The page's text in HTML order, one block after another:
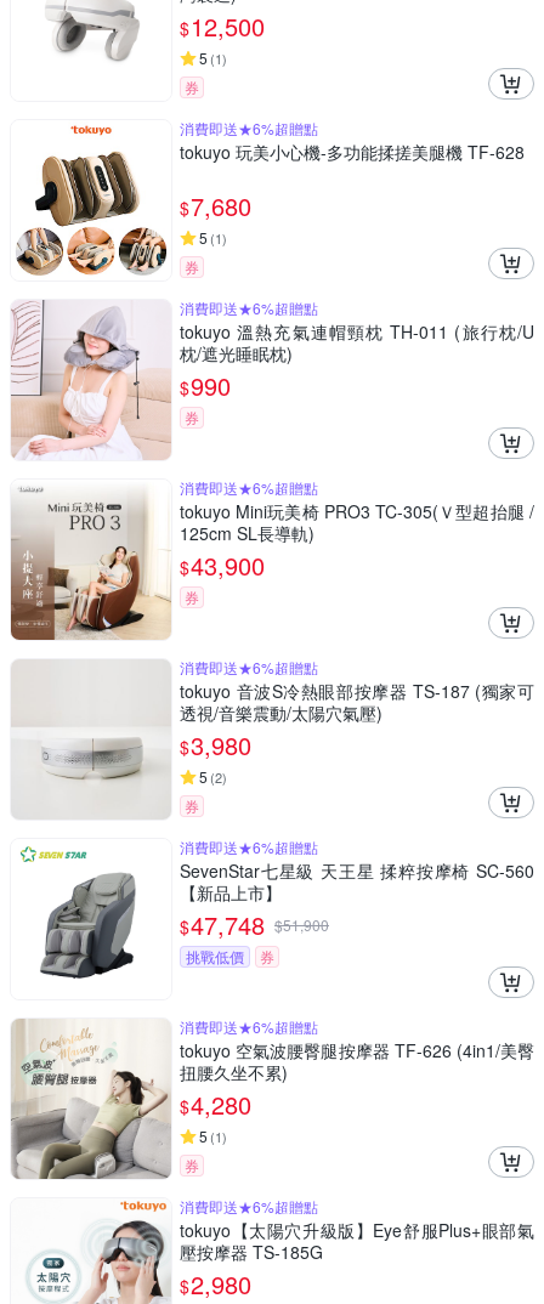
$12,500
5 (1)
券
消費即送★6%超贈點
tokuyo 玩美小心機-多功能揉搓美腿機 TF-628
$7,680
5 (1)
券
消費即送★6%超贈點
tokuyo 溫熱充氣連帽頸枕 TH-011 (旅行枕/U
枕/遮光睡眠枕)
$990
券
消費即送★6%超贈點
tokuyo Mini玩美椅 PRO3 TC-305(Ｖ型超抬腿 /
125cm SL長導軌)
$43,900
券
消費即送★6%超贈點
tokuyo 音波S冷熱眼部按摩器 TS-187 (獨家可
透視/音樂震動/太陽穴氣壓)
$3,980
5 (2)
券
消費即送★6%超贈點
SevenStar七星級 天王星 揉粹按摩椅 SC-560
【新品上市】
$47,748 $51,900
挑戰低價
券
消費即送★6%超贈點
tokuyo 空氣波腰臀腿按摩器 TF-626 (4in1/美臀
扭腰久坐不累)
$4,280
5 (1)
券
消費即送★6%超贈點
tokuyo【太陽穴升級版】Eye舒服Plus+眼部氣
壓按摩器 TS-185G
$2,980